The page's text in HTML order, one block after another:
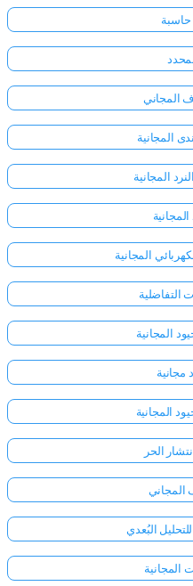
المجاني
المجانية
المجانية
المجانية
التفاضلية
المجانية
مجانية
المجانية
الحر
المجاني
البُعدي
المجانية